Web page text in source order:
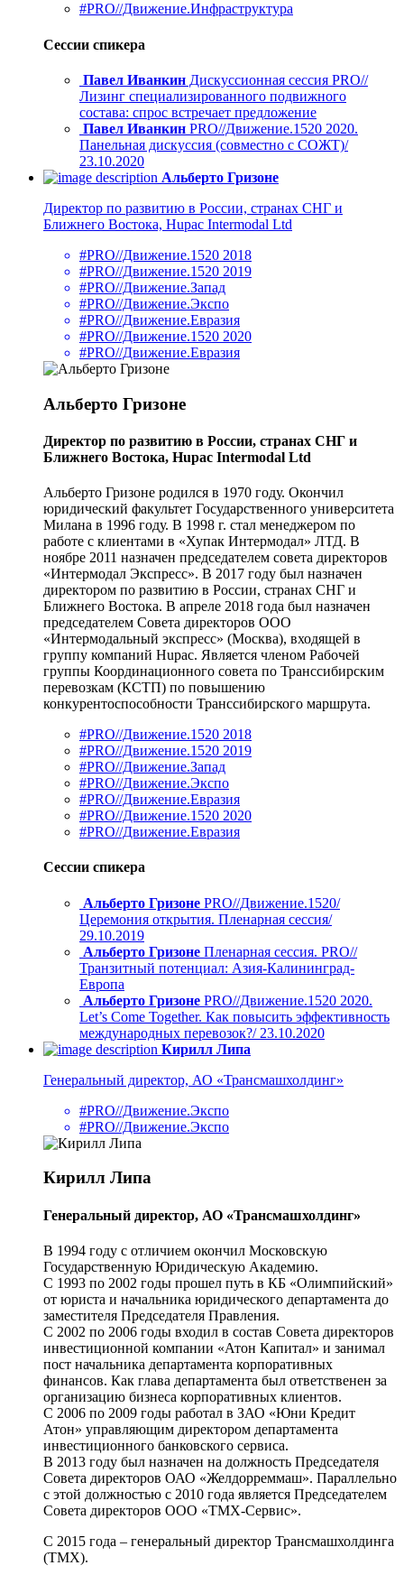
#PRO//Движение.Инфраструктура
Сессии спикера
Павел Иванкин Дискуссионная сессия PRO//
Лизинг специализированного подвижного
состава: спрос встречает предложение
Павел Иванкин PRO//Движение.1520 2020.
Панельная дискуссия (совместно с СОЖТ)/
23.10.2020
Альберто Гризоне
Директор по развитию в России, странах СНГ и
Ближнего Востока, Hupac Intermodal Ltd
#PRO//Движение.1520 2018
#PRO//Движение.1520 2019
#PRO//Движение.Запад
#PRO//Движение.Экспо
#PRO//Движение.Евразия
#PRO//Движение.1520 2020
#PRO//Движение.Евразия
Альберто Гризоне
Директор по развитию в России, странах СНГ и
Ближнего Востока, Hupac Intermodal Ltd
Альберто Гризоне родился в 1970 году. Окончил
юридический факультет Государственного университета
Милана в 1996 году. В 1998 г. стал менеджером по
работе с клиентами в «Хупак Интермодал» ЛТД. В
ноябре 2011 назначен председателем совета директоров
«Интермодал Экспресс». В 2017 году был назначен
директором по развитию в России, странах СНГ и
Ближнего Востока. В апреле 2018 года был назначен
председателем Совета директоров ООО
«Интермодальный экспресс» (Москва), входящей в
группу компаний Hupac. Является членом Рабочей
группы Координационного совета по Транссибирским
перевозкам (КСТП) по повышению
конкурентоспособности Транссибирского маршрута.
#PRO//Движение.1520 2018
#PRO//Движение.1520 2019
#PRO//Движение.Запад
#PRO//Движение.Экспо
#PRO//Движение.Евразия
#PRO//Движение.1520 2020
#PRO//Движение.Евразия
Сессии спикера
Альберто Гризоне PRO//Движение.1520/
Церемония открытия. Пленарная сессия/
29.10.2019
Альберто Гризоне Пленарная сессия. PRO//
Транзитный потенциал: Азия-Калининград-
Европа
Альберто Гризоне PRO//Движение.1520 2020.
Let’s Come Together. Как повысить эффективность
международных перевозок?/ 23.10.2020
Кирилл Липа
Генеральный директор, АО «Трансмашхолдинг»
#PRO//Движение.Экспо
#PRO//Движение.Экспо
Кирилл Липа
Генеральный директор, АО «Трансмашхолдинг»
В 1994 году с отличием окончил Московскую
Государственную Юридическую Академию.
С 1993 по 2002 годы прошел путь в КБ «Олимпийский»
от юриста и начальника юридического департамента до
заместителя Председателя Правления.
С 2002 по 2006 годы входил в состав Совета директоров
инвестиционной компании «Атон Капитал» и занимал
пост начальника департамента корпоративных
финансов. Как глава департамента был ответственен за
организацию бизнеса корпоративных клиентов.
С 2006 по 2009 годы работал в ЗАО «Юни Кредит
Атон» управляющим директором департамента
инвестиционного банковского сервиса.
В 2013 году был назначен на должность Председателя
Совета директоров ОАО «Желдорреммаш». Параллельно
с этой должностью с 2010 года является Председателем
Совета директоров ООО «ТМХ-Сервис».
С 2015 года – генеральный директор Трансмашхолдинга
(ТМХ).